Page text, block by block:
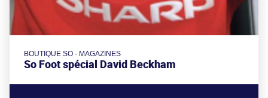
BOUTIQUE SO - MAGAZINES
So Foot spécial David Beckham